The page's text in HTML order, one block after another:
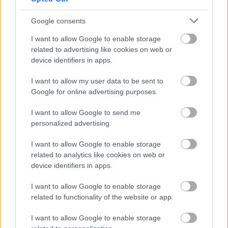
Google consents
I want to allow Google to enable storage
related to advertising like cookies on web or
device identifiers in apps.
I want to allow my user data to be sent to
Google for online advertising purposes.
I want to allow Google to send me
personalized advertising.
I want to allow Google to enable storage
related to analytics like cookies on web or
device identifiers in apps.
I want to allow Google to enable storage
related to functionality of the website or app.
I want to allow Google to enable storage
Az útvesztő / The Maze Runner
• 2014. október 03.
bármilyen tinifilmet, mert sajnos, mint minden
filmes divattermékre, erre is erősen rátelepedett a
lélektelen pénzhajhászás. És őszintén szólva Az
útvesztő csak egy újabb darabnak tűnt a